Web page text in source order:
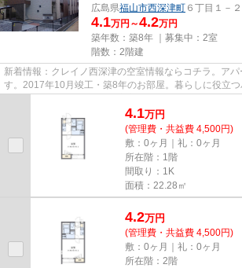
広島県福山市西深津町 ６丁目１－
4.1万円～4.2万円
築年数：築8年 ｜募集中： 2室
階数：2階建
新着情報：クレイノ西深津の空室情報ならコチラ。ア
す。2017年10月竣工・築8年のお部屋。暮らしに役立
4.1万円
(管理費・共益費 4,500円)
敷：0ヶ月｜礼：0ヶ月
所在階：1階
間取り：1K
面積：22.28㎡
4.2万円
(管理費・共益費 4,500円)
敷：0ヶ月｜礼：0ヶ月
所在階：2階